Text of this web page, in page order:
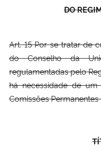
DO
Art. 15 Por se tratar de
do Conselho da
regulamentadas pelo
há necessidade de
Comissões